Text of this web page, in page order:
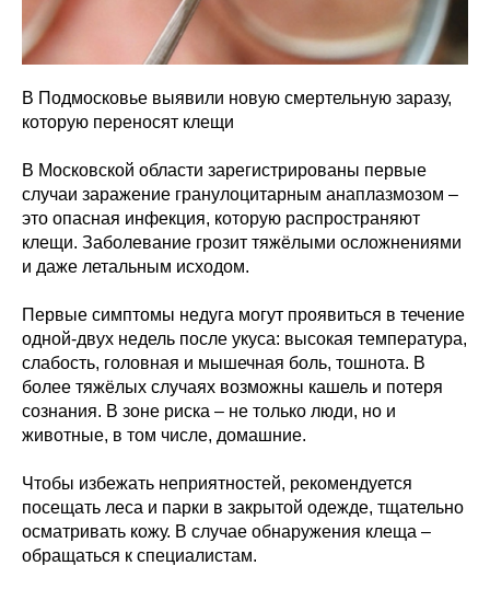
В Подмосковье выявили новую смертельную заразу,
которую переносят клещи
В Московской области зарегистрированы первые
случаи заражение гранулоцитарным анаплазмозом –
это опасная инфекция, которую распространяют
клещи. Заболевание грозит тяжёлыми осложнениями
и даже летальным исходом.
Первые симптомы недуга могут проявиться в течение
одной-двух недель после укуса: высокая температура,
слабость, головная и мышечная боль, тошнота. В
более тяжёлых случаях возможны кашель и потеря
сознания. В зоне риска – не только люди, но и
животные, в том числе, домашние.
Чтобы избежать неприятностей, рекомендуется
посещать леса и парки в закрытой одежде, тщательно
осматривать кожу. В случае обнаружения клеща –
обращаться к специалистам.